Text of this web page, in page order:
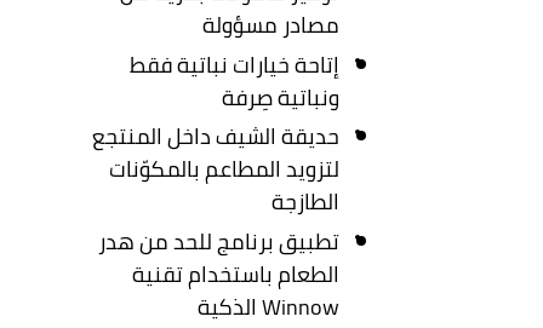
مصادر مسؤولة
إتاحة خيارات نباتية فقط
ونباتية صِرفة
حديقة الشيف داخل المنتجع
لتزويد المطاعم بالمكوّنات
الطازجة
تطبيق برنامج للحد من هدر
الطعام باستخدام تقنية
Winnow الذكية